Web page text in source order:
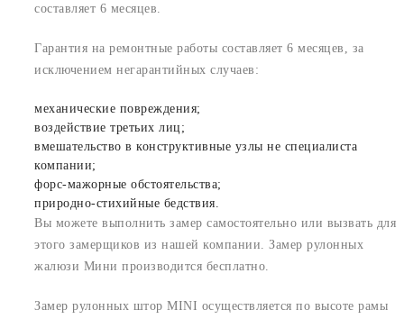
составляет 6 месяцев.
Гарантия на ремонтные работы составляет 6 месяцев, за
исключением негарантийных случаев:
механические повреждения;
воздействие третьих лиц;
вмешательство в конструктивные узлы не специалиста
компании;
форс-мажорные обстоятельства;
природно-стихийные бедствия.
Вы можете выполнить замер самостоятельно или вызвать для
этого замерщиков из нашей компании. Замер рулонных
жалюзи Мини производится бесплатно.
Замер рулонных штор MINI осуществляется по высоте рамы